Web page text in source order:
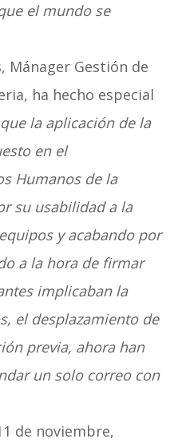
el mundo se
Mánager Gestión de
ha hecho especial
la aplicación de la
en el
Humanos de la
su usabilidad a la
y acabando por
a la hora de firmar
implicaban la
el desplazamiento de
previa, ahora han
un solo correo con
de noviembre,